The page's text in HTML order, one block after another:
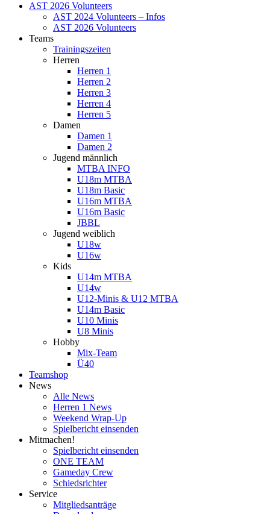
AST 2026 Volunteers
AST 2024 Volunteers – Infos
AST 2026 Volunteers
Teams
Trainingszeiten
Herren
Herren 1
Herren 2
Herren 3
Herren 4
Herren 5
Damen
Damen 1
Damen 2
Jugend männlich
MTBA INFO
U18m MTBA
U18m Basic
U16m MTBA
U16m Basic
JBBL
Jugend weiblich
U18w
U16w
Kids
U14m MTBA
U14w
U12-Minis & U12 MTBA
U14m Basic
U10 Minis
U8 Minis
Hobby
Mix-Team
Ü40
Teamshop
News
Alle News
Herren 1 News
Weekend Wrap-Up
Spielbericht einsenden
Mitmachen!
Spielbericht einsenden
ONE TEAM
Gameday Crew
Schiedsrichter
Service
Mitgliedsanträge